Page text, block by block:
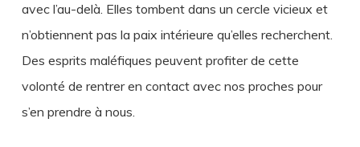
avec l’au-delà. Elles tombent dans un cercle vicieux et
n’obtiennent pas la paix intérieure qu’elles recherchent.
Des esprits maléfiques peuvent profiter de cette
volonté de rentrer en contact avec nos proches pour
s’en prendre à nous.